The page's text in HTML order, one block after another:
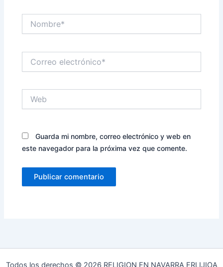
electrónico*
Guarda mi nombre, correo electrónico y web en
este navegador para la próxima vez que comente.
Todos los derechos © 2026 RELIGION EN NAVARRA ERLIJIOA